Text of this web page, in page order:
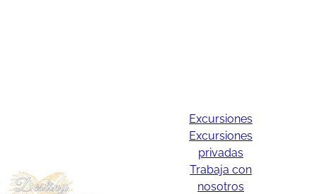
Excursiones
Excursiones
privadas
Trabaja con
nosotros